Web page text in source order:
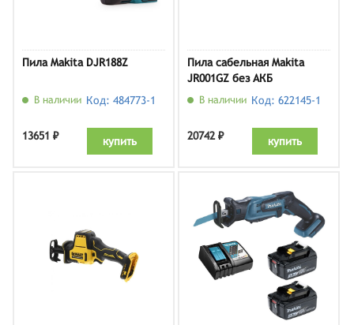
Пила Makita DJR188Z
В наличии Код: 484773-1
13651 ₽ купить
Пила сабельная Makita
JR001GZ без АКБ
В наличии Код: 622145-1
20742 ₽ купить